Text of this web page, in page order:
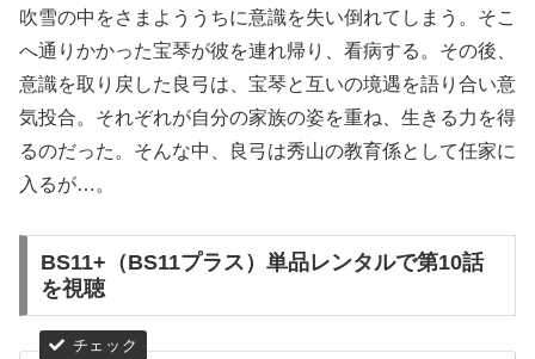
吹雪の中をさまよううちに意識を失い倒れてしまう。そこ
へ通りかかった宝琴が彼を連れ帰り、看病する。その後、
意識を取り戻した良弓は、宝琴と互いの境遇を語り合い意
気投合。それぞれが自分の家族の姿を重ね、生きる力を得
るのだった。そんな中、良弓は秀山の教育係として任家に
入るが…。
BS11+（BS11プラス）単品レンタルで第10話
を視聴